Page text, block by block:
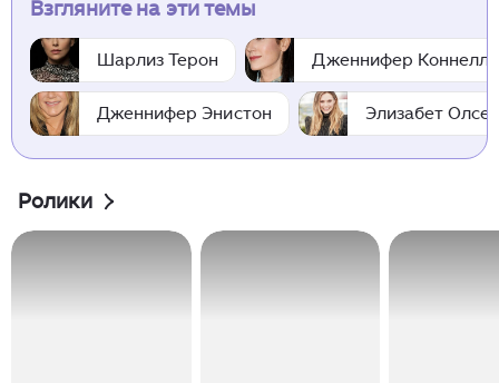
Взгляните на эти темы
Шарлиз Терон Дженнифер Коннелли
Дженнифер Энистон Элизабет
Ролики